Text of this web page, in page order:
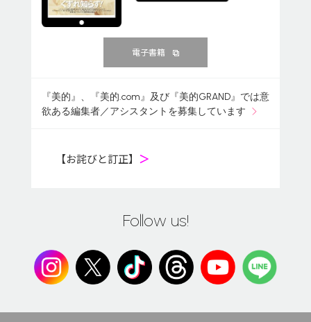
電子書籍
『美的』、『美的.com』及び『美的GRAND』では意
欲ある編集者／アシスタントを募集しています
【お詫びと訂正】 ＞
Follow us!